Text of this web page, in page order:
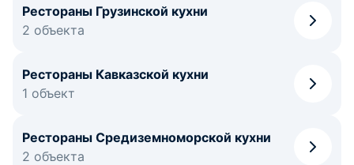
Рестораны Грузинской кухни
2 объекта
Рестораны Кавказской кухни
1 объект
Рестораны Средиземноморской кухни
2 объекта